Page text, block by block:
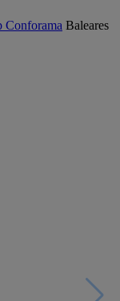
Conforama Baleares